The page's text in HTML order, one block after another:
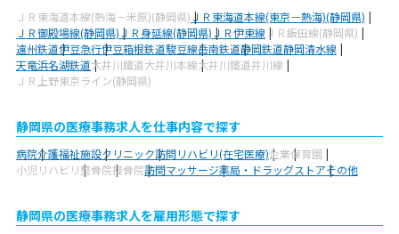
ＪＲ東海道本線(熱海－米原)(静岡県)ＪＲ東海道本線(東京－熱海)(静岡県)
ＪＲ御殿場線(静岡県)ＪＲ身延線(静岡県)ＪＲ伊東線 ＪＲ飯田線(静岡県)
遠州鉄道伊豆急行伊豆箱根鉄道駿豆線岳南鉄道静岡鉄道静岡清水線
天竜浜名湖鉄道大井川鐵道大井川本線大井川鐵道井川線
ＪＲ上野東京ライン(静岡県)
静岡県の医療事務求人を仕事内容で探す
病院介護福祉施設クリニック訪問リハビリ(在宅医療)企業保育園
小児リハビリ整骨院接骨院訪問マッサージ薬局・ドラッグストアその他
静岡県の医療事務求人を雇用形態で探す